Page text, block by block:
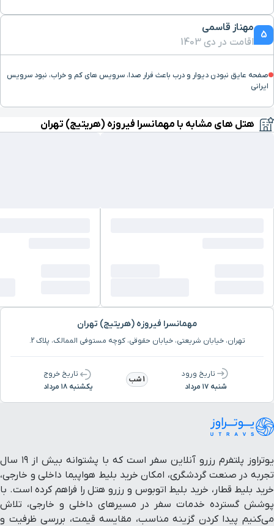
5
مهناز قاسمی
اقامت در دی 1403
صفحه عایق نبودن دیوار و درب باعث فرار صدا، سرویس های کم و خراب، نبود سرویس
ایرانی
هتل های مشابه با مهمانسرا فیروزه (هریتیج) تهران
مهمانسرا فیروزه (هریتیج) تهران
تهران، خیابان شریعتی، خیابان حقوقی، کوچه مستوفی الممالک، پلاک 2.
تاریخ ورود
شنبه ۱۷ مرداد
1 شب
تاریخ خروج
یکشنبه ۱۸ مرداد
یوتراوز پلتفرم رزرو آنلاین سفر است که با پشتوانه بیش از ۱۹ سال
تجربه در صنعت گردشگری، امکان خرید بلیط هواپیما داخلی و خارجی،
خرید بلیط قطار، خرید بلیط اتوبوس و رزرو هتل را فراهم کرده است. با
پوشش گسترده خدمات سفر در مسیرهای داخلی و خارجی، تلاش
می‌کنیم پیدا کردن گزینه مناسب، مقایسه قیمت، بررسی ظرفیت و